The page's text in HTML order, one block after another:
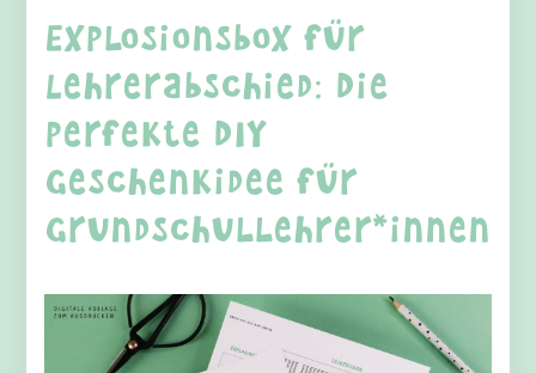
Explosionsbox für
Lehrerabschied: Die
perfekte DIY
Geschenkidee für
Grundschullehrer*innen